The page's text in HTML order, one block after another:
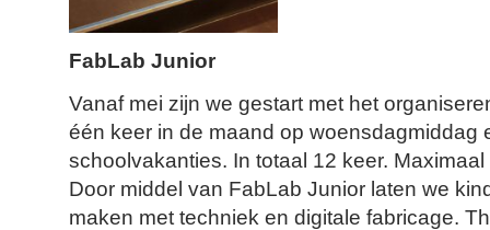
FabLab Junior
Vanaf mei zijn we gestart met het
één keer in de maand op woensdagmiddag
schoolvakanties. In totaal 12 keer.
Door middel van FabLab Junior laten we
maken met techniek en digitale fabricage.